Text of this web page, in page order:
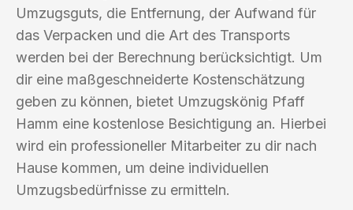
Umzugsguts, die Entfernung, der Aufwand für
das Verpacken und die Art des Transports
werden bei der Berechnung berücksichtigt. Um
dir eine maßgeschneiderte Kostenschätzung
geben zu können, bietet Umzugskönig Pfaff
Hamm eine kostenlose Besichtigung an. Hierbei
wird ein professioneller Mitarbeiter zu dir nach
Hause kommen, um deine individuellen
Umzugsbedürfnisse zu ermitteln.